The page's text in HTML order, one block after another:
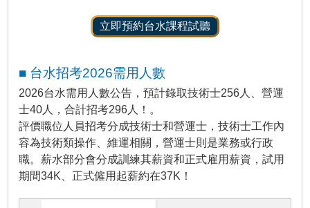
立即預約台水課程試聽
■ 台水招考2026需用人數
2026台水需用人數公告，預計錄取技術士256人、營運
士40人，合計招考296人！。
評價職位人員招考分成技術士和營運士，技術士工作內
容為技術類操作、維運相關，營運士則是業務或行政
職。薪水部分會分成訓練其薪資和正式雇用薪資，試用
期間34K、正式僱用起薪約在37K！